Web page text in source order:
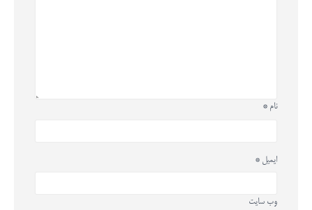
نام *
ایمیل *
وب‌ سایت